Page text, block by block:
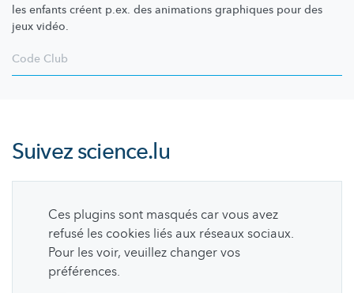
les enfants créent p.ex. des animations graphiques pour des
jeux vidéo.
Code Club
Suivezscience.lu
Ces plugins sont masqués car vous avez
refusé les cookies liés aux réseaux sociaux.
Pour les voir, veuillez changer vos
préférences.